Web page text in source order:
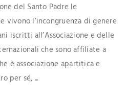
del Santo Padre le
vivono l’incongruenza di genere
iscritti all’Associazione e delle
che sono affiliate a
è associazione apartitica e
per sé, ...